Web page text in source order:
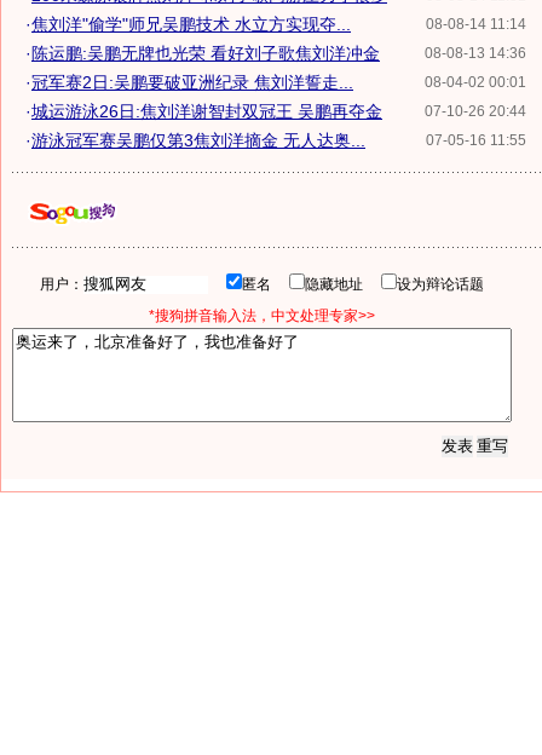
08-08-14 11:14
·焦刘洋"偷学"师兄吴鹏技术 水立方实现夺...
08-08-13 14:36
· 陈运鹏:吴鹏无牌也光荣 看好刘子歌焦刘洋冲金
08-04-02 00:01
·冠军赛2日:吴鹏要破亚洲纪录 焦刘洋誓走...
07-10-26 20:44
·城运游泳26日:焦刘洋谢智封双冠王 吴鹏再夺金
07-05-16 11:55
·游泳冠军赛吴鹏仅第3焦刘洋摘金 无人达奥...
用户： 匿名 隐藏地址
设为辩论话题
*搜狗拼音输入法，中文处理专家>>